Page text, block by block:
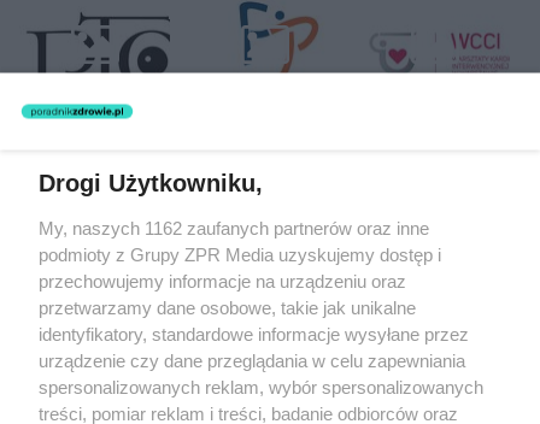
Żaden utwór zamieszczony w serwisie nie może być powielany i
rozpowszechniany lub dalej rozpowszechniany w jakikolwiek sposób
(w tym także elektroniczny lub mechaniczny) na jakimkolwiek polu
eksploatacji w jakiejkolwiek formie, włącznie z umieszczaniem w
Internecie bez pisemnej zgody właściciela praw. Jakiekolwiek użycie
lub wykorzystanie utworów w całości lub w części z naruszeniem
prawa, tzn. bez właściwej zgody, jest zabronione pod groźbą kary i
może być ścigane prawnie.
Drogi Użytkowniku,
My, naszych 1162 zaufanych partnerów oraz inne
podmioty z Grupy ZPR Media uzyskujemy dostęp i
przechowujemy informacje na urządzeniu oraz
przetwarzamy dane osobowe, takie jak unikalne
identyfikatory, standardowe informacje wysyłane przez
urządzenie czy dane przeglądania w celu zapewniania
spersonalizowanych reklam, wybór spersonalizowanych
treści, pomiar reklam i treści, badanie odbiorców oraz